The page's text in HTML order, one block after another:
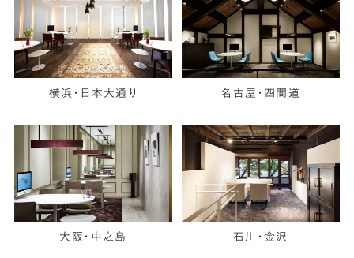
横浜・日本大通り 名古屋・四間道
大阪・中之島 石川・金沢